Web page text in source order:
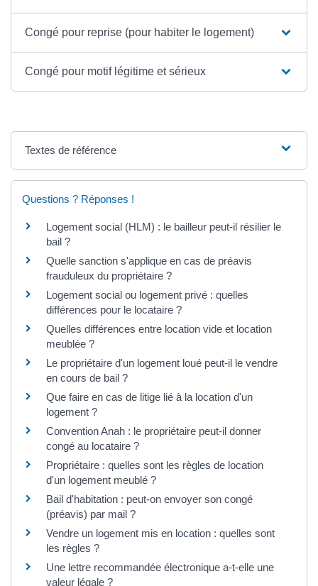
Congé pour reprise (pour habiter le logement)
Congé pour motif légitime et sérieux
Textes de référence
Questions ? Réponses !
Logement social (HLM) : le bailleur peut-il résilier le
bail ?
Quelle sanction s'applique en cas de préavis
frauduleux du propriétaire ?
Logement social ou logement privé : quelles
différences pour le locataire ?
Quelles différences entre location vide et location
meublée ?
Le propriétaire d'un logement loué peut-il le vendre
en cours de bail ?
Que faire en cas de litige lié à la location d'un
logement ?
Convention Anah : le propriétaire peut-il donner
congé au locataire ?
Propriétaire : quelles sont les règles de location
d'un logement meublé ?
Bail d'habitation : peut-on envoyer son congé
(préavis) par mail ?
Vendre un logement mis en location : quelles sont
les règles ?
Une lettre recommandée électronique a-t-elle une
valeur légale ?